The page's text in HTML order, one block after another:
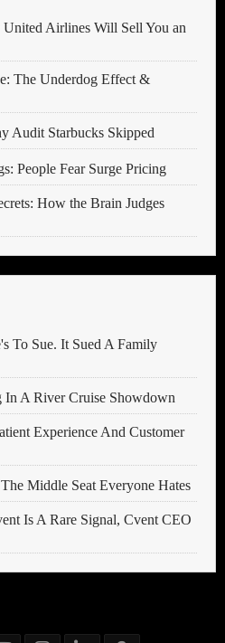
Airlines Will Sell You an
The Underdog Effect &
Audit Starbucks Skipped
People Fear Surge Pricing
How the Brain Judges
To Sue. It Sued A Family
A River Cruise Showdown
Experience And Customer
Middle Seat Everyone Hates
Is A Rare Signal, Cvent CEO